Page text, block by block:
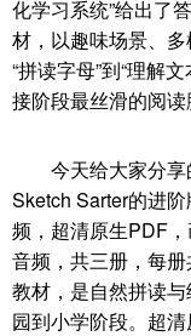
化学习系统”给出了
材，以趣味场景、
“拼读字母”到“理解
接阶段最丝滑的阅读
今天给大家分
Sketch Sarter的进
频，超清原生PDF，
音频，共三册，每
教材，是自然拼读
园到小学阶段。超